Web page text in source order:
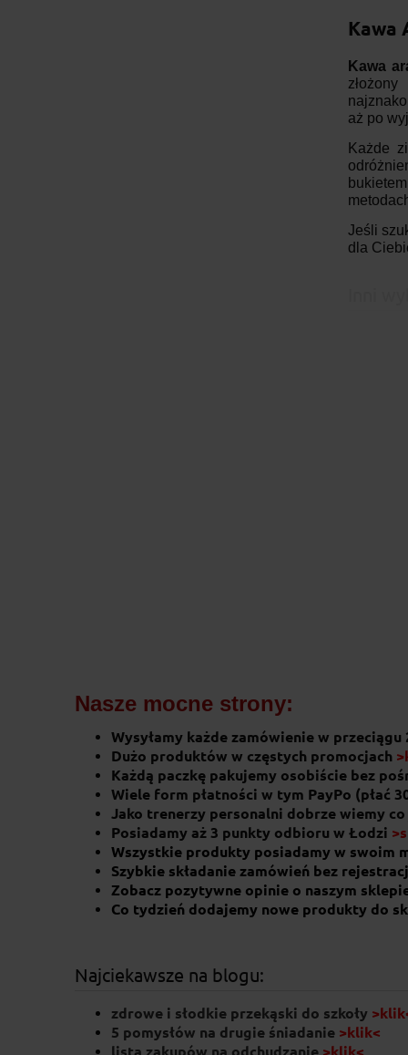
Kawa
Kawa
aż po
Każde
Jeśli
dla
Nasze mocne strony:
Wysyłamy każde zamówienie w przeciągu
Dużo produktów w częstych promocjach
Każdą paczkę pakujemy osobiście bez
Wiele form płatności w tym PayPo (płać
Jako trenerzy personalni dobrze wiemy
Posiadamy aż 3 punkty odbioru w Łodzi
Wszystkie produkty posiadamy w swoim
Szybkie składanie zamówień bez
Zobacz pozytywne opinie o naszym
Co tydzień dodajemy nowe produkty do
Najciekawsze na blogu:
zdrowe i słodkie przekąski do szkoły
5 pomysłów na drugie śniadanie >klik<
lista zakupów na odchudzanie >klik<